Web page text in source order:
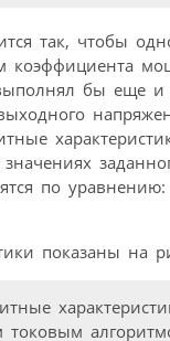
так, чтобы
коэффициента
бы еще
по уравнению:
показаны на